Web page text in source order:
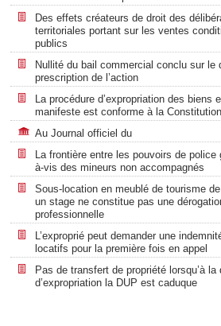
Des effets créateurs de droit des
territoriales portant sur les ventes
publics
Nullité du bail commercial conclu sur le
prescription de l’action
La procédure d’expropriation des biens
manifeste est conforme à la Constitution
Au Journal officiel du
La frontière entre les pouvoirs de
à-vis des mineurs non accompagnés
Sous-location en meublé de tourisme
un stage ne constitue pas une
professionnelle
L’exproprié peut demander une
locatifs pour la première fois en appel
Pas de transfert de propriété lorsqu’à la
d’expropriation la DUP est caduque